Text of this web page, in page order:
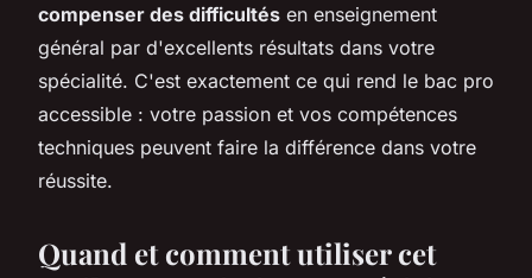
compenser des difficultés en enseignement
général par d'excellents résultats dans votre
spécialité. C'est exactement ce qui rend le bac pro
accessible : votre passion et vos compétences
techniques peuvent faire la différence dans votre
réussite.
Quand et comment utiliser cet